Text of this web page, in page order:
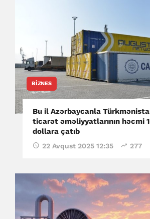
BIZNES
Bu il Azərbaycanla
ticarət əməliyyatlarının həcmi
dollara çatıb
22 Avqust 2025 12:35 277